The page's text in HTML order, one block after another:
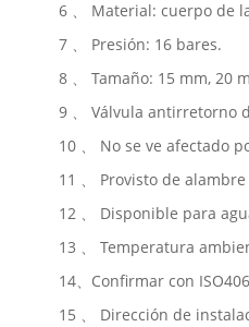
6 、 Material: cuerpo de
7 、 Presión: 16 bares.
8 、 Tamaño: 15 mm, 20
9 、 Válvula antirretorno
10 、 No se ve afectado
11 、 Provisto de
12 、 Disponible para
13 、 Temperatura
14、Confirmar con
15 、 Dirección de